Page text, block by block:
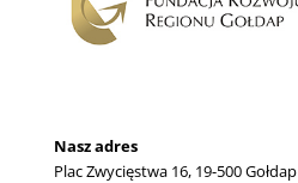
Nasz adres
Plac Zwycięstwa 16, 19-500 Gołdap